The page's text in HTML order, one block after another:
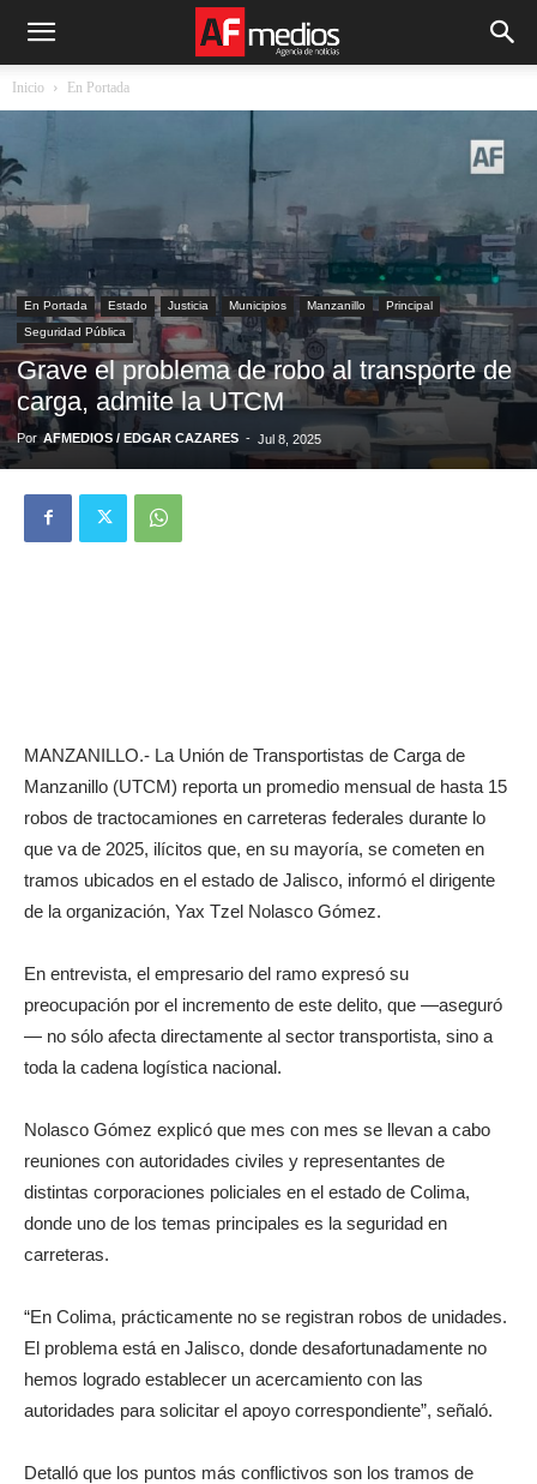
Inicio En Portada
En Portada Estado Justicia Municipios Manzanillo
Principal
Seguridad Pública
Grave el problema de robo al transporte de
carga, admite la UTCM
Por AFMEDIOS / EDGAR CAZARES - Jul 8, 2025
MANZANILLO.- La Unión de Transportistas de Carga de
Manzanillo (UTCM) reporta un promedio mensual de hasta 15
robos de tractocamiones en carreteras federales durante lo
que va de 2025, ilícitos que, en su mayoría, se cometen en
tramos ubicados en el estado de Jalisco, informó el dirigente
de la organización, Yax Tzel Nolasco Gómez.
En entrevista, el empresario del ramo expresó su
preocupación por el incremento de este delito, que —aseguró
— no sólo afecta directamente al sector transportista, sino a
toda la cadena logística nacional.
Nolasco Gómez explicó que mes con mes se llevan a cabo
reuniones con autoridades civiles y representantes de
distintas corporaciones policiales en el estado de Colima,
donde uno de los temas principales es la seguridad en
carreteras.
“En Colima, prácticamente no se registran robos de unidades.
El problema está en Jalisco, donde desafortunadamente no
hemos logrado establecer un acercamiento con las
autoridades para solicitar el apoyo correspondiente”, señaló.
Detalló que los puntos más conflictivos son los tramos de